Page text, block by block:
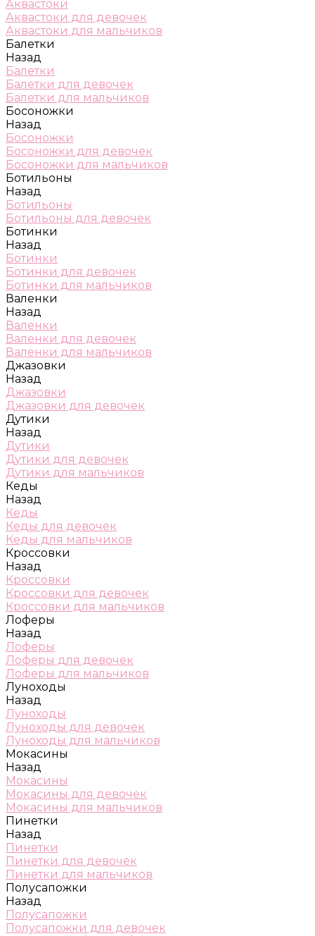
Аквастоки
Аквастоки для девочек
Аквастоки для мальчиков
Балетки
Назад
Балетки
Балетки для девочек
Балетки для мальчиков
Босоножки
Назад
Босоножки
Босоножки для девочек
Босоножки для мальчиков
Ботильоны
Назад
Ботильоны
Ботильоны для девочек
Ботинки
Назад
Ботинки
Ботинки для девочек
Ботинки для мальчиков
Валенки
Назад
Валенки
Валенки для девочек
Валенки для мальчиков
Джазовки
Назад
Джазовки
Джазовки для девочек
Дутики
Назад
Дутики
Дутики для девочек
Дутики для мальчиков
Кеды
Назад
Кеды
Кеды для девочек
Кеды для мальчиков
Кроссовки
Назад
Кроссовки
Кроссовки для девочек
Кроссовки для мальчиков
Лоферы
Назад
Лоферы
Лоферы для девочек
Лоферы для мальчиков
Луноходы
Назад
Луноходы
Луноходы для девочек
Луноходы для мальчиков
Мокасины
Назад
Мокасины
Мокасины для девочек
Мокасины для мальчиков
Пинетки
Назад
Пинетки
Пинетки для девочек
Пинетки для мальчиков
Полусапожки
Назад
Полусапожки
Полусапожки для девочек